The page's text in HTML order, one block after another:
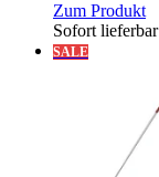
Zum Produkt
Sofort lieferbar
SALE